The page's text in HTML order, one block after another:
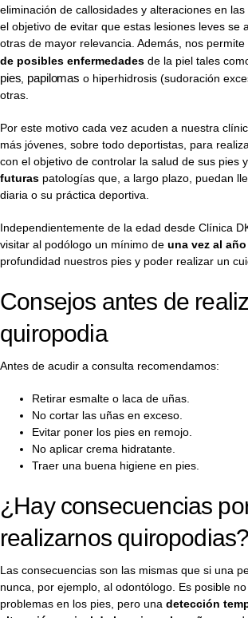
eliminación de callosidades y alteraciones en
el objetivo de evitar que estas lesiones leves se
otras de mayor relevancia. Además, nos permite
de posibles enfermedades de la piel tales
pies papilomas o hiperhidrosis (sudoración
otras.
Por este motivo cada vez acuden a nuestra
más jóvenes, sobre todo deportistas, para
con el objetivo de controlar la salud de sus pies y
futuras patologías que, a largo plazo, puedan
diaria o su práctica deportiva.
Independientemente de la edad desde Clínica
visitar al podólogo un mínimo de una vez al año
profundidad nuestros pies y poder realizar un
Consejos antes de
quiropodia
Antes de acudir a consulta recomendamos:
Retirar esmalte o laca de uñas.
No cortar las uñas en exceso.
Evitar poner los pies en remojo.
No aplicar crema hidratante.
Traer una buena higiene en pies.
¿Hay consecuencias
realizarnos quiropodias?
Las consecuencias son las mismas que si una
nunca, por ejemplo, al odontólogo. Es posible
problemas en los pies, pero una detección